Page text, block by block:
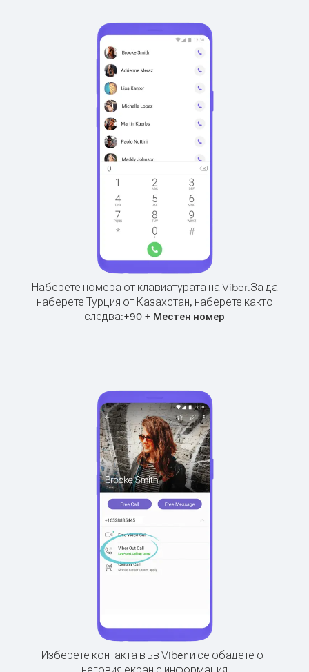
Наберете номера от клавиатурата на Viber.За да
наберете Турция от Казахстан, наберете както
следва:+90 + Местен номер
Изберете контакта във Viber и се обадете от
неговия екран с информация